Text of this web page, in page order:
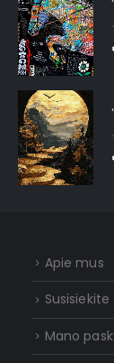
Apie mus
Susisiekite
Mano